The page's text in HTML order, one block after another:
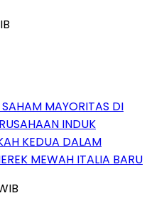
MAYORITAS DI
INDUK
KEDUA DALAM
MEWAH ITALIA BARU